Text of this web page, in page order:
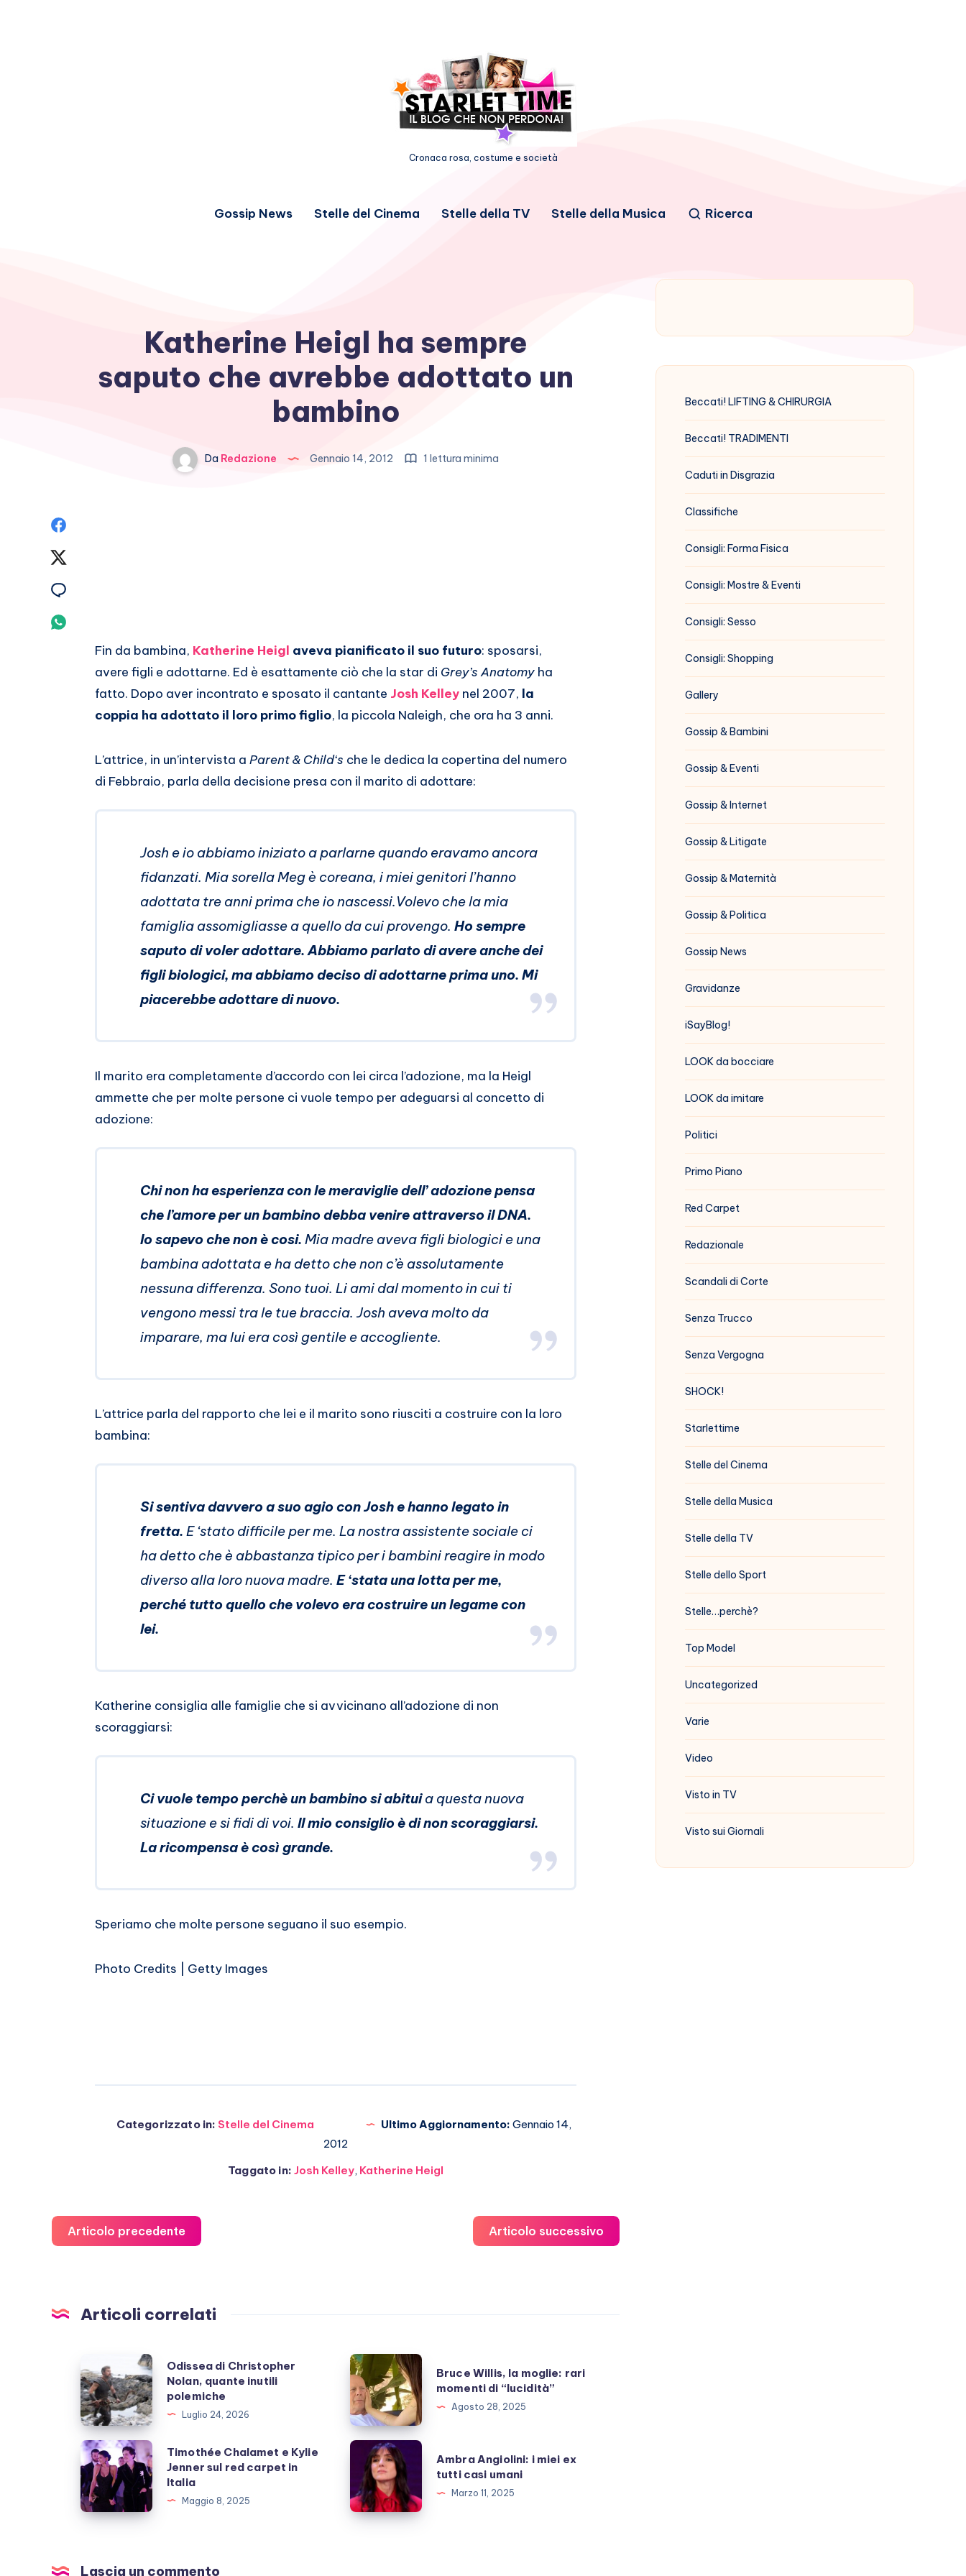
Cronaca rosa, costume e società
Gossip News Stelle del Cinema Stelle della TV Stelle della Musica Ricerca
Katherine Heigl ha sempre
saputo che avrebbe adottato un
bambino
Da Redazione Gennaio 14, 2012 1 lettura minima
Email
Whatsapp
Fin da bambina, Katherine Heigl aveva pianificato il suo futuro: sposarsi,
avere figli e adottarne. Ed è esattamente ciò che la star di Grey’s Anatomy ha
fatto. Dopo aver incontrato e sposato il cantante Josh Kelley nel 2007, la
coppia ha adottato il loro primo figlio, la piccola Naleigh, che ora ha 3 anni.
L’attrice, in un’intervista a Parent & Child‘s che le dedica la copertina del numero
di Febbraio, parla della decisione presa con il marito di adottare:
Josh e io abbiamo iniziato a parlarne quando eravamo ancora
fidanzati. Mia sorella Meg è coreana, i miei genitori l’hanno
adottata tre anni prima che io nascessi.Volevo che la mia
famiglia assomigliasse a quello da cui provengo. Ho sempre
saputo di voler adottare. Abbiamo parlato di avere anche dei
figli biologici, ma abbiamo deciso di adottarne prima uno. Mi
piacerebbe adottare di nuovo.
Il marito era completamente d’accordo con lei circa l’adozione, ma la Heigl
ammette che per molte persone ci vuole tempo per adeguarsi al concetto di
adozione:
Chi non ha esperienza con le meraviglie dell’ adozione pensa
che l’amore per un bambino debba venire attraverso il DNA.
Io sapevo che non è cosi. Mia madre aveva figli biologici e una
bambina adottata e ha detto che non c’è assolutamente
nessuna differenza. Sono tuoi. Li ami dal momento in cui ti
vengono messi tra le tue braccia. Josh aveva molto da
imparare, ma lui era così gentile e accogliente.
L’attrice parla del rapporto che lei e il marito sono riusciti a costruire con la loro
bambina:
Si sentiva davvero a suo agio con Josh e hanno legato in
fretta. E ‘stato difficile per me. La nostra assistente sociale ci
ha detto che è abbastanza tipico per i bambini reagire in modo
diverso alla loro nuova madre. E ‘stata una lotta per me,
perché tutto quello che volevo era costruire un legame con
lei.
Katherine consiglia alle famiglie che si avvicinano all’adozione di non
scoraggiarsi:
Ci vuole tempo perchè un bambino si abituia questa nuova
situazione e si fidi di voi. Il mio consiglio è di non scoraggiarsi.
La ricompensa è così grande.
Speriamo che molte persone seguano il suo esempio.
Photo Credits | Getty Images
Categorizzato in: Stelle del Cinema Ultimo Aggiornamento: Gennaio 14,
2012
Taggato in: Josh Kelley, Katherine Heigl
Articolo precedente Articolo successivo
Articoli correlati
Odissea
di
Christopher
Nolan,
quante
inutili
polemiche
Odissea di Christopher
Nolan, quante inutili
polemiche
Luglio 24, 2026
Bruce
Willis,
la
moglie:
rari
momenti
di
“lucidità”
Bruce Willis, la moglie: rari
momenti di “lucidità”
Agosto 28, 2025
Timothée
Chalamet
e
Kylie
red
Timothée Chalamet e Kylie
Jenner sul red carpet in
Italia
Maggio 8, 2025
Ambra
Angiolini:
i
miei
Ambra Angiolini: i miei ex
tutti casi umani
Marzo 11, 2025
Lascia un commento
Beccati! LIFTING & CHIRURGIA
Beccati! TRADIMENTI
Caduti in Disgrazia
Classifiche
Consigli: Forma Fisica
Consigli: Mostre & Eventi
Consigli: Sesso
Consigli: Shopping
Gallery
Gossip & Bambini
Gossip & Eventi
Gossip & Internet
Gossip & Litigate
Gossip & Maternità
Gossip & Politica
Gossip News
Gravidanze
iSayBlog!
LOOK da bocciare
LOOK da imitare
Politici
Primo Piano
Red Carpet
Redazionale
Scandali di Corte
Senza Trucco
Senza Vergogna
SHOCK!
Starlettime
Stelle del Cinema
Stelle della Musica
Stelle della TV
Stelle dello Sport
Stelle…perchè?
Top Model
Uncategorized
Varie
Video
Visto in TV
Visto sui Giornali